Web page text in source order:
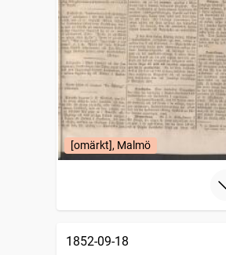
[omärkt], Malmö
1852-09-18